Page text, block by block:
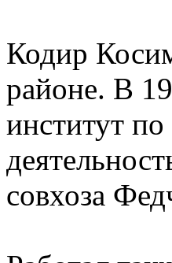
Кодир
районе. В
институт
совхоза